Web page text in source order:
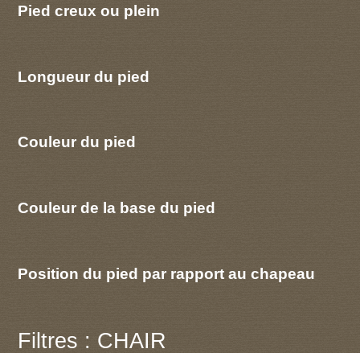
Pied creux ou plein
Longueur du pied
Couleur du pied
Couleur de la base du pied
Position du pied par rapport au chapeau
Filtres : CHAIR